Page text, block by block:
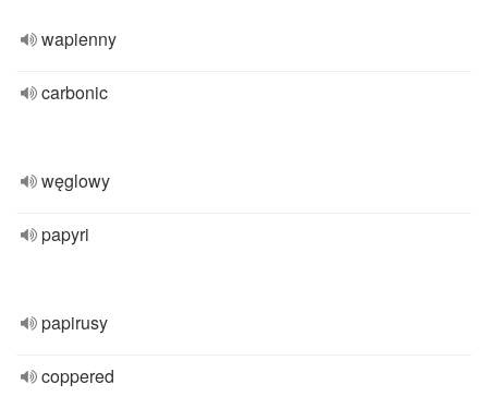
wapienny
carbonic
węglowy
papyri
papirusy
coppered